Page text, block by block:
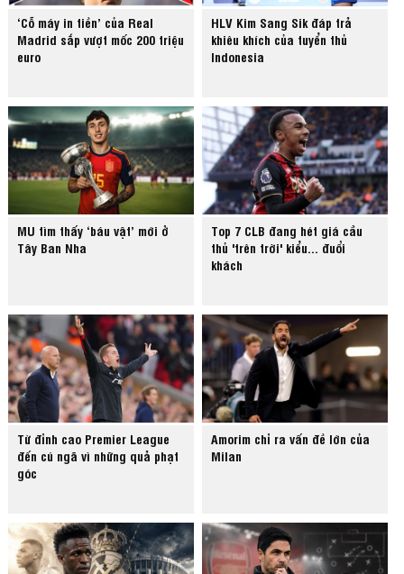
‘Cỗ máy in tiền’ của Real
Madrid sắp vượt mốc 200 triệu
euro
HLV Kim Sang Sik đáp trả
khiêu khích của tuyển thủ
Indonesia
MU tìm thấy ‘báu vật’ mới ở
Tây Ban Nha
Top 7 CLB đang hét giá cầu
thủ 'trên trời' kiểu... đuổi
khách
Từ đỉnh cao Premier League
đến cú ngã vì những quả phạt
góc
Amorim chỉ ra vấn đề lớn của
Milan